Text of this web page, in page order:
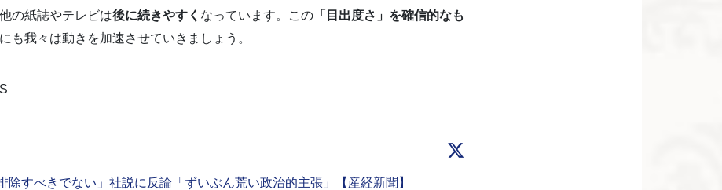
の紙誌やテレビは後に続きやすく なっています。この 「目出度さ」を確信的なも
も我々は動きを加速させていきましょう。
除すべきでない」社説に反論「ずいぶん荒い政治的主張」【産経新聞】